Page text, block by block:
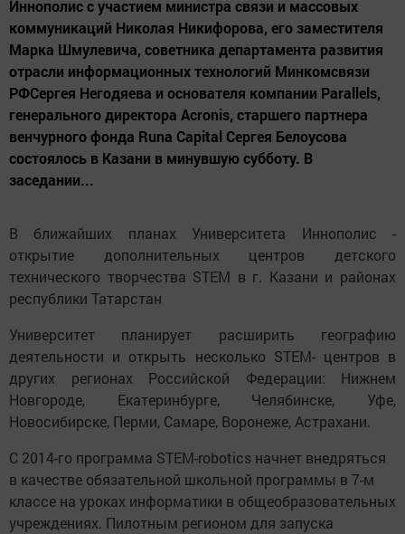
Иннополис с участием министра связи и массовых
коммуникаций Николая Никифорова, его заместителя
Марка Шмулевича, советника департамента развития
отрасли информационных технологий Минкомсвязи
РФСергея Негодяева и основателя компании Parallels,
генерального директора Acronis, старшего партнера
венчурного фонда Runa Capital Сергея Белоусова
состоялось в Казани в минувшую субботу. В
заседании...
В ближайших планах Университета Иннополис -
открытие дополнительных цен­тров детского
технического творчества STEM в г. Казани и районах
республики Татарстан
Университет планирует расширить географию
деятельности и открыть несколько STEM- центров в
других регионах Российской Федерации: Нижнем
Новгороде, Екатерин­бурге, Челябинске, Уфе,
Новосибирске, Перми, Самаре, Воронеже, Астрахани.
С 2014-го программа STEM-robotics начнет внедряться
в качестве обязательной школьной программы в 7-м
классе на уроках информатики в общеобразователь­ных
учреждениях. Пилотным регионом для запуска